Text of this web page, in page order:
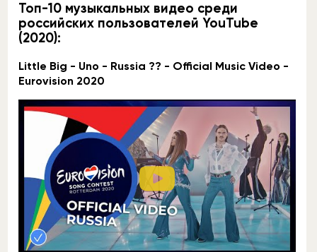
Топ-10 музыкальных видео среди
российских пользователей YouTube
(2020):
Little Big - Uno - Russia ?? - Official Music Video -
Eurovision 2020